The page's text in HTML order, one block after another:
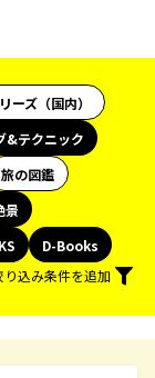
ーズ（国内）
&テクニック
旅の図鑑
景
D-Books
り込み条件を追加